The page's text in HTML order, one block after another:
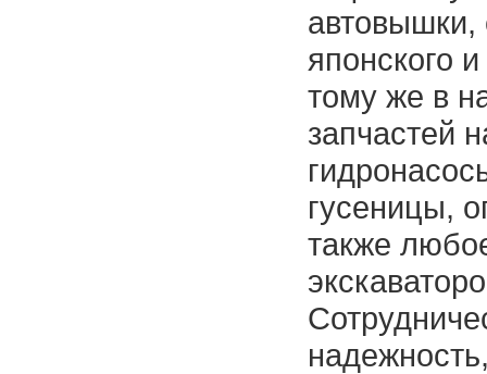
автовышки,
японского
тому же в
запчастей
гусеницы,
также